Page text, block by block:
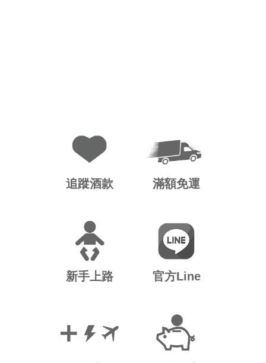
追蹤酒款 滿額免運
新手上路 官方Line